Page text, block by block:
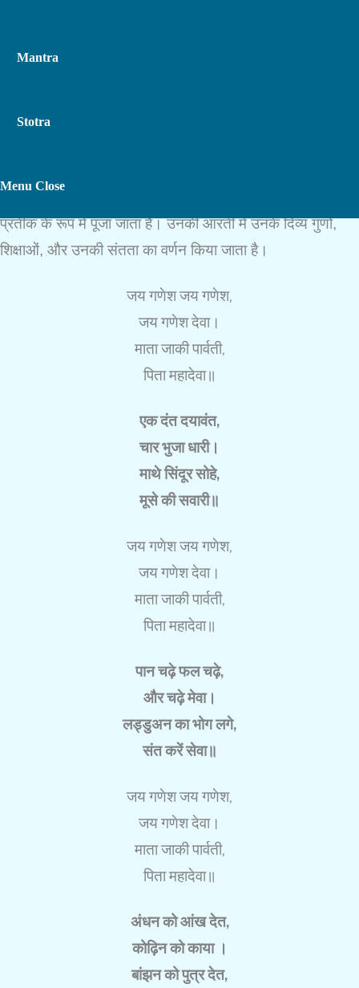
Mantra
Stotra
Toggle
Website
Menu Close
प्रतीक के रूप में पूजा जाता है। उनकी आरती में उनके दिव्य गुणों,
शिक्षाओं, और उनकी संतता का वर्णन किया जाता है।
जय गणेश जय गणेश,
जय गणेश देवा।
माता जाकी पार्वती,
पिता महादेवा॥
एक दंत दयावंत,
चार भुजा धारी।
माथे सिंदूर सोहे,
मूसे की सवारी॥
जय गणेश जय गणेश,
जय गणेश देवा।
माता जाकी पार्वती,
पिता महादेवा॥
पान चढ़े फल चढ़े,
और चढ़े मेवा।
लड्डुअन का भोग लगे,
संत करें सेवा॥
जय गणेश जय गणेश,
जय गणेश देवा।
माता जाकी पार्वती,
पिता महादेवा॥
अंधन को आंख देत,
कोढ़िन को काया ।
बांझन को पुत्र देत,